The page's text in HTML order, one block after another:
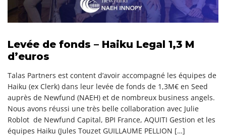
Levée de fonds – Haiku Legal 1,3 M
d’euros
Talas Partners est content d’avoir accompagné les équipes de
Haiku (ex Clerk) dans leur levée de fonds de 1,3M€ en Seed
auprès de Newfund (NAEH) et de nombreux business angels.
Nous avons réussi une très belle collaboration avec Julie
Roblot de Newfund Capital, BPI France, AQUITI Gestion et les
équipes Haiku (Jules Touzet GUILLAUME PELLION […]